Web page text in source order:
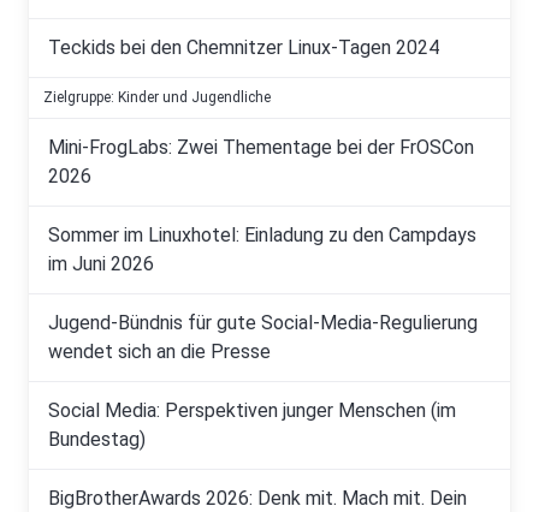
Teckids bei den Chemnitzer Linux-Tagen 2024
Zielgruppe: Kinder und Jugendliche
Mini-FrogLabs: Zwei Thementage bei der FrOSCon
2026
Sommer im Linuxhotel: Einladung zu den Campdays
im Juni 2026
Jugend-Bündnis für gute Social-Media-Regulierung
wendet sich an die Presse
Social Media: Perspektiven junger Menschen (im
Bundestag)
BigBrotherAwards 2026: Denk mit. Mach mit. Dein